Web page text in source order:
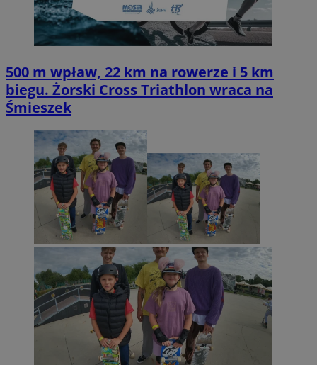
500 m wpław, 22 km na rowerze i 5 km
biegu. Żorski Cross Triathlon wraca na
Śmieszek